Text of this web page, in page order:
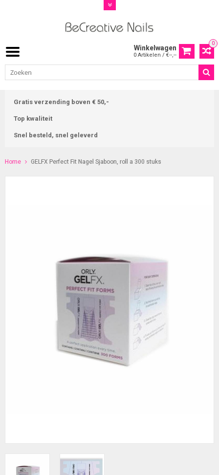
0
Winkelwagen
0 Artikelen / €--,--
Gratis verzending boven € 50,-
Top kwaliteit
Snel besteld, snel geleverd
Home GELFX Perfect Fit Nagel Sjaboon, roll a 300 stuks